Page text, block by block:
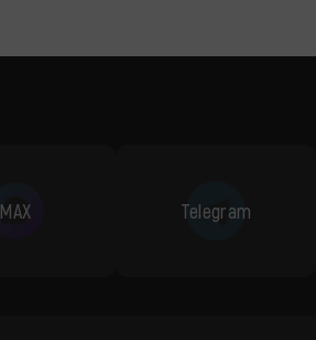
MAX Telegram